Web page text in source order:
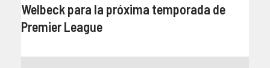
Welbeck para la próxima temporada de
Premier League